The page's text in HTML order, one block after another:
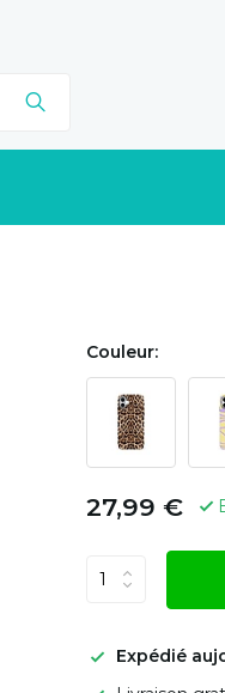
Couleur:
27,99 €
Expédié